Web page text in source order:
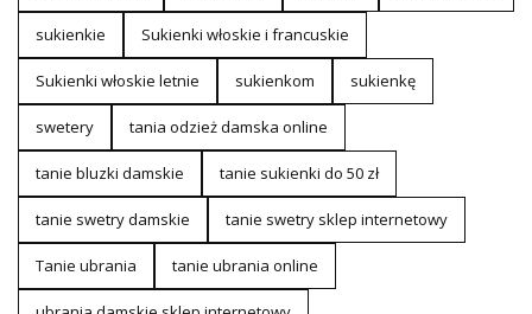
sukienkie Sukienki włoskie i francuskie
Sukienki włoskie letnie sukienkom sukienkę
swetery tania odzież damska online
tanie bluzki damskie tanie sukienki do 50 zł
tanie swetry damskie tanie swetry sklep internetowy
Tanie ubrania tanie ubrania online